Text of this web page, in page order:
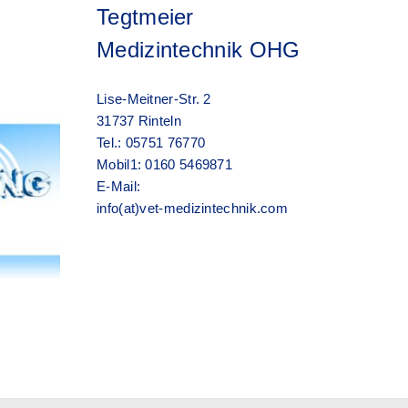
Tegtmeier
Medizintechnik OHG
Lise-Meitner-Str. 2
31737 Rinteln
Tel.: 05751 76770
Mobil1: 0160 5469871
E-Mail:
info(at)vet-medizintechnik.com